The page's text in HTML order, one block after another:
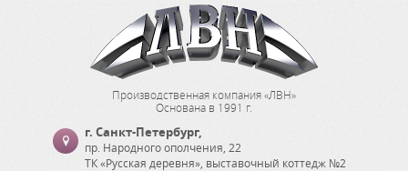
Производственная компания «ЛВН»
Основана в 1991 г.
г. Санкт-Петербург,
пр. Народного ополчения, 22
ТК «Русская деревня», выставочный коттедж №2